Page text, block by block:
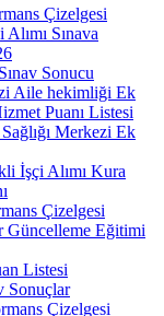
Çizelgesi
Sınava
Sonucu
Aile hekimliği Ek
Puanı Listesi
Merkezi Ek
İşçi Alımı Kura
Çizelgesi
Güncelleme Eğitimi
Listesi
Sonuçlar
Çizelgesi